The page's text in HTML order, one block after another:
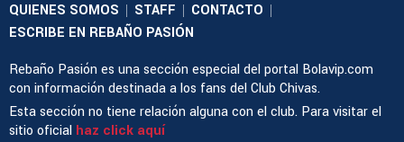
QUIENES SOMOS | STAFF | CONTACTO |
ESCRIBE EN REBAÑO PASIÓN
Rebaño Pasión es una sección especial del portal Bolavip.com
con información destinada a los fans del Club Chivas.
Esta sección no tiene relación alguna con el club. Para visitar el
sitio oficial haz click aquí